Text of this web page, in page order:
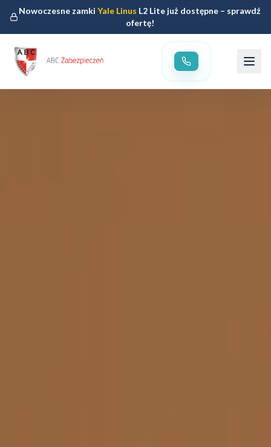
Nowoczesne zamkiYale Linus L2 Lite już dostępne – sprawdź
ofertę!